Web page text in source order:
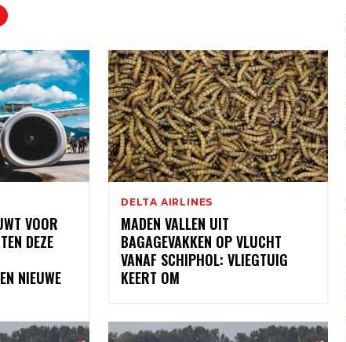
VOOR
DEZE
NIEUWE
DELTA AIRLINES
MADEN VALLEN UIT
BAGAGEVAKKEN OP VLUCHT
VANAF SCHIPHOL: VLIEGTUIG
KEERT OM